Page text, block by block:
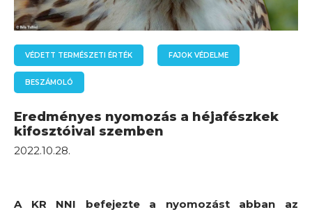
VÉDETT TERMÉSZETI ÉRTÉK FAJOK VÉDELME
BESZÁMOLÓ
Eredményes nyomozás a héjafészkek
kifosztóival szemben
2022.10.28.
A KR NNI befejezte a nyomozást abban az